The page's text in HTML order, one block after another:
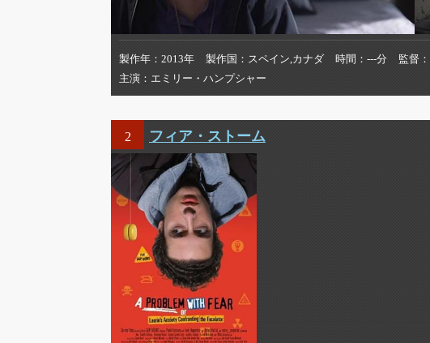
製作年 2013年 製作国 スペイン,カナダ 時間 ---分 監督
主演
エミリー・ハンプシャー
2 フィア・ストーム